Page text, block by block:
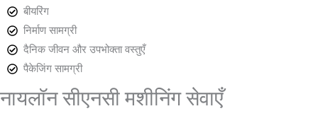
बीयरिंग
निर्माण सामग्री
दैनिक जीवन और उपभोक्ता वस्तुएँ
पैकेजिंग सामग्री
नायलॉन सीएनसी मशीनिंग सेवाएँ